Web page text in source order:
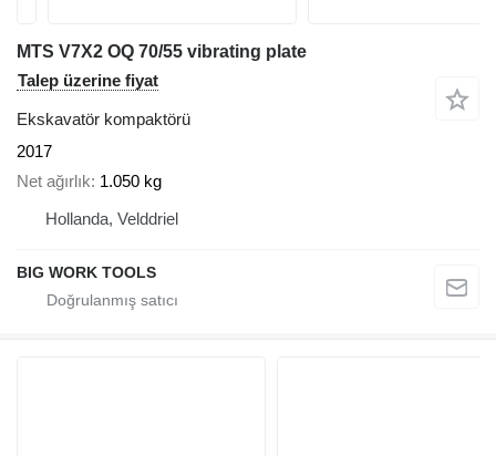
MTS V7X2 OQ 70/55 vibrating plate
Talep üzerine fiyat
Ekskavatör kompaktörü
2017
Net ağırlık 1.050 kg
Hollanda, Velddriel
BIG WORK TOOLS